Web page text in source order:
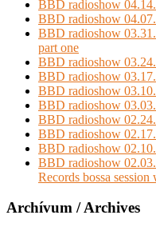
BBD radioshow
BBD radioshow
BBD radioshow
part one
BBD radioshow
BBD radioshow
BBD radioshow
BBD radioshow
BBD radioshow
BBD radioshow
BBD radioshow
BBD radioshow
Records bossa
Archívum / Archives